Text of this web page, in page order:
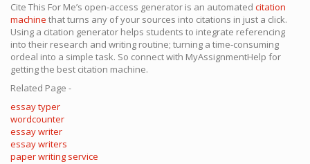
Cite This For Me’s open-access generator is an automated citation
machine that turns any of your sources into citations in just a click.
Using a citation generator helps students to integrate referencing
into their research and writing routine; turning a time-consuming
ordeal into a simple task. So connect with MyAssignmentHelp for
getting the best citation machine.
Related Page -
essay typer
wordcounter
essay writer
essay writers
paper writing service